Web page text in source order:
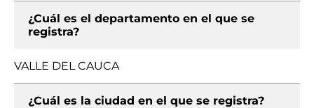
¿Cuál es el departamento en el que se
registra?
VALLE DEL CAUCA
¿Cuál es la ciudad en el que se registra?